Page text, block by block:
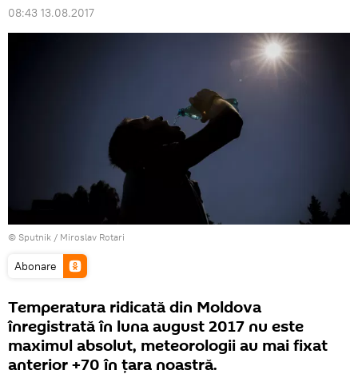
08:43 13.08.2017
© Sputnik / Miroslav Rotari
Abonare
Temperatura ridicată din Moldova
înregistrată în luna august 2017 nu este
maximul absolut, meteorologii au mai fixat
anterior +70 în țara noastră.